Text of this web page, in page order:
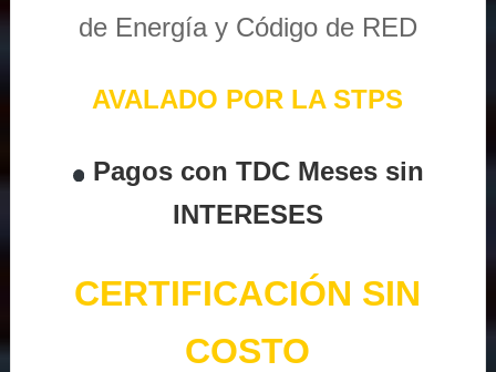
de Energía y Código de RED
AVALADO POR LA STPS
Pagos con TDC Meses sin
INTERESES
CERTIFICACIÓN SIN
COSTO